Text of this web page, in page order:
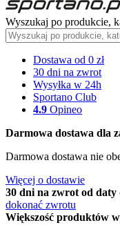
Wyszukaj po produkcie,
Dostawa od 0 zł
30 dni na zwrot
Wysyłka w 24h
Sportano Club
4.9 Opineo
Darmowa dostawa dla
Darmowa dostawa nie
Więcej o dostawie
30 dni na zwrot od daty
dokonać zwrotu
Większość produktów